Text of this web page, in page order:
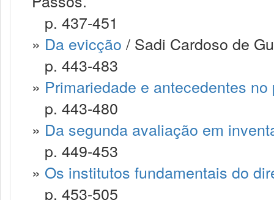
p. 437-451
» Da evicção / Sadi Cardoso de
p. 443-483
» Primariedade e antecedentes
p. 443-480
» Da segunda avaliação em
p. 449-453
» Os institutos fundamentais do
p. 453-505